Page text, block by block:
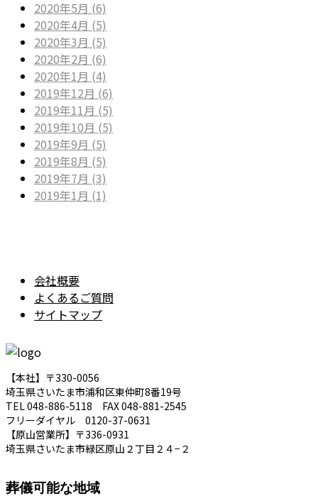
2020年5月 (6)
2020年4月 (5)
2020年3月 (5)
2020年2月 (6)
2020年1月 (4)
2019年12月 (6)
2019年11月 (5)
2019年10月 (5)
2019年9月 (5)
2019年8月 (5)
2019年7月 (3)
2019年1月 (1)
会社概要
よくあるご質問
サイトマップ
【本社】〒330-0056
埼玉県さいたま市浦和区東仲町8番19号
TEL 048-886-5118 FAX 048-881-2545
フリーダイヤル 0120-37-0631
【原山営業所】〒336-0931
埼玉県さいたま市緑区原山２丁目２４−２
葬儀可能な地域